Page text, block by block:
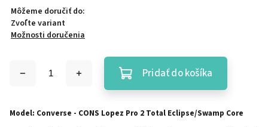
Môžeme doručiť do:
Zvoľte variant
Možnosti doručenia
Pridať do košíka
Model: Converse - CONS Lopez Pro 2 Total Eclipse/Swamp Core